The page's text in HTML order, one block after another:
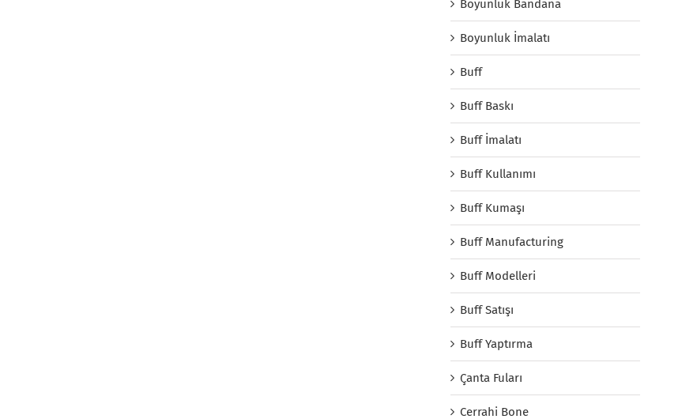
Boyunluk Bandana
Boyunluk İmalatı
Buff
Buff Baskı
Buff İmalatı
Buff Kullanımı
Buff Kumaşı
Buff Manufacturing
Buff Modelleri
Buff Satışı
Buff Yaptırma
Çanta Fuları
Cerrahi Bone